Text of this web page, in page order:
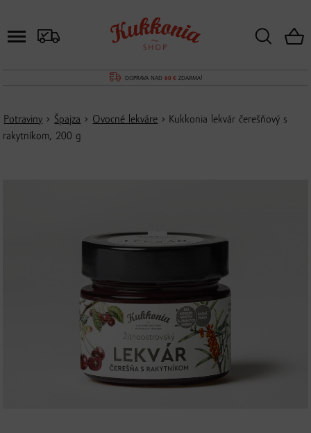
DOPRAVA NAD 60 €ZDARMA!
Potraviny › Špajza › Ovocné lekváre › Kukkonia lekvár čerešňový s
rakytníkom, 200 g